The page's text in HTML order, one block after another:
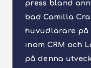
press bland
bad Camilla
huvudlärare
inom CRM och
på denna